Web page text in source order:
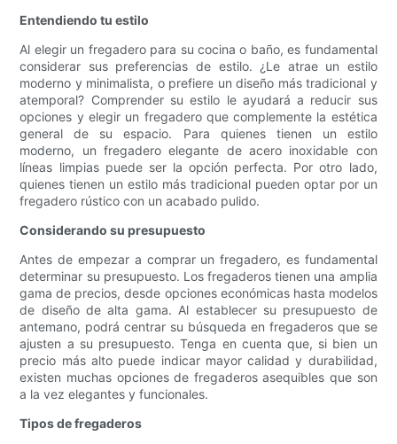
Entendiendo tu estilo
Al elegir un fregadero para su cocina o baño, es fundamental
considerar sus preferencias de estilo. ¿Le atrae un estilo
moderno y minimalista, o prefiere un diseño más tradicional y
atemporal? Comprender su estilo le ayudará a reducir sus
opciones y elegir un fregadero que complemente la estética
general de su espacio. Para quienes tienen un estilo
moderno, un fregadero elegante de acero inoxidable con
líneas limpias puede ser la opción perfecta. Por otro lado,
quienes tienen un estilo más tradicional pueden optar por un
fregadero rústico con un acabado pulido.
Considerando su presupuesto
Antes de empezar a comprar un fregadero, es fundamental
determinar su presupuesto. Los fregaderos tienen una amplia
gama de precios, desde opciones económicas hasta modelos
de diseño de alta gama. Al establecer su presupuesto de
antemano, podrá centrar su búsqueda en fregaderos que se
ajusten a su presupuesto. Tenga en cuenta que, si bien un
precio más alto puede indicar mayor calidad y durabilidad,
existen muchas opciones de fregaderos asequibles que son
a la vez elegantes y funcionales.
Tipos de fregaderos